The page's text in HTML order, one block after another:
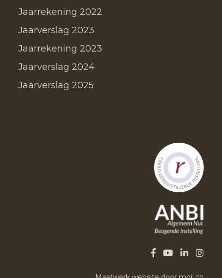
Jaarrekening 2022
Jaarverslag 2023
Jaarrekening 2023
Jaarverslag 2024
Jaarverslag 2025